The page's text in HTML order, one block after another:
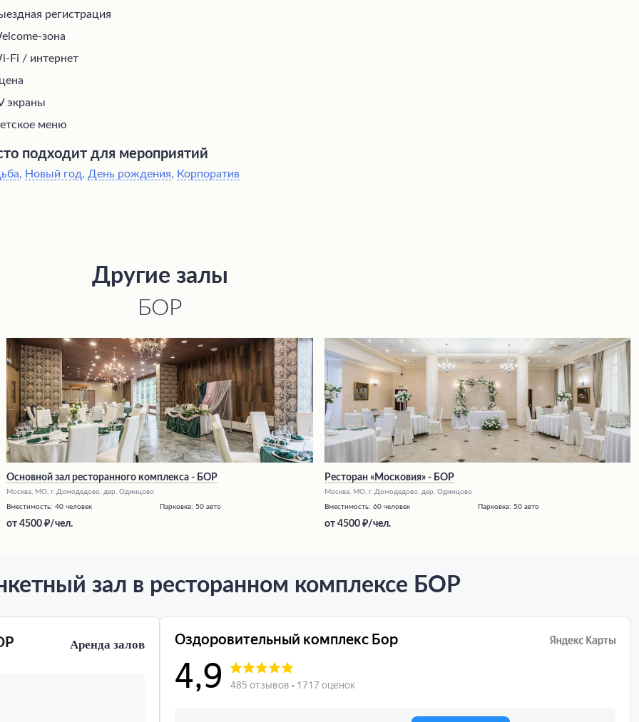
регистрация
зона
Fi / интернет
экраны
меню
подходит для мероприятий
, Новый год, День рождения, Корпоратив
Другие залы
БОР
Основной зал ресторанного комплекса - БОР
Москва, МО, г. Домодедово, дер. Одинцово
Вместимость:40 человек Парковка: 50 авто
от4500 /чел.
Ресторан «Московия» - БОР
Москва, МО, г. Домодедово, дер. Одинцово
Вместимость: 60 человек Парковка: 50 авто
от 4500 /чел.
зал в ресторанном комплексе БОР
Аренда залов